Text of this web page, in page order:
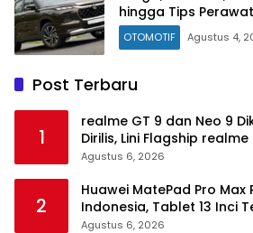
hingga Tips
OTOMOTIF Agustus 4,
Post Terbaru
1
realme GT 9 dan Neo 9
Dirilis, Lini Flagship
Agustus 6, 2026
2
Huawei MatePad Pro Max
Indonesia, Tablet 13 Inci
Agustus 6, 2026